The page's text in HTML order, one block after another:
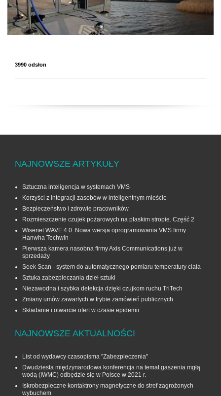
3990 odsłon
NAJNOWSZE ARTYKUŁY
Sztuczna inteligencja w systemach VMS
Korzyści z integracji zasobów w inteligentnym mieście
Bezpieczeństwo i zdrowie pracowników
Rozmieszczenie czujek pożarowych na płaskim stropie. Część 2
Wisenet WAVE 4.0. Nowa wersja oprogramowania VMS firmy
Hanwha Techwin
Pierwsza kamera nasobna firmy Axis Communications już w
sprzedaży
Seek Scan - system do automatycznego pomiaru temperatury ciała
Sztuka zabezpieczania dzieł sztuki
Niezawodna i szybka detekcja dzięki czujkom ruchu TriTech
Zmiany umów zawartych w trybie zamówień publicznych
Składanie i otwarcie ofert w czasie epidemii
NAJNOWSZE AKTUALNOŚCI
List od wydawcy czasopisma "Zabezpieczenia"
Dwudziesta międzynarodowa konferencja na temat gaszenia mgłą
wodą (IWMC) odbędzie się w Polsce w 2021 r.
Iskrobezpieczne kontaktrony magnetyczne do stref zagrożonych
wybuchem